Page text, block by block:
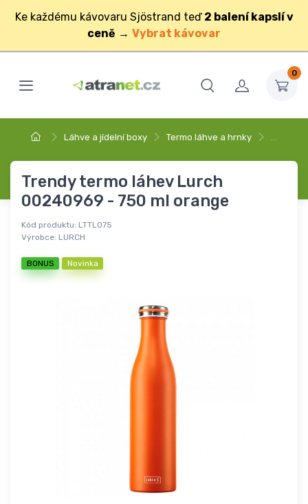
Ke každému kávovaru Sjöstrand teď 2 balení kapslí v
ceně → Vybrat kávovar
0
Láhve a jídelní boxy Termo láhve a hrnky
Trendy termo láhev Lurch
00240969 - 750 ml orange
Kód produktu: LTTLO75
Výrobce: LURCH
BONUS Novinka